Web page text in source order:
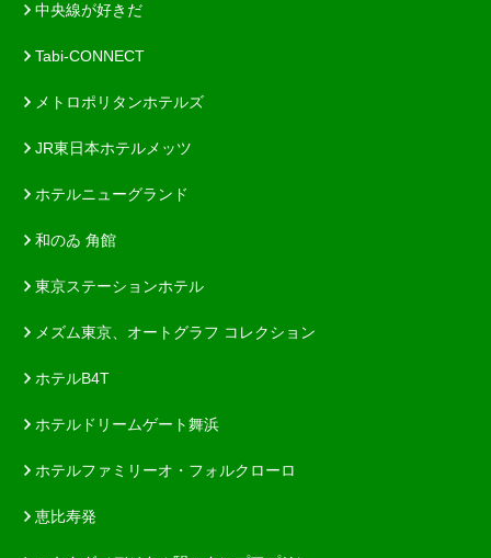
中央線が好きだ
Tabi-CONNECT
メトロポリタンホテルズ
JR東日本ホテルメッツ
ホテルニューグランド
和のゐ 角館
東京ステーションホテル
メズム東京、オートグラフ コレクション
ホテルB4T
ホテルドリームゲート舞浜
ホテルファミリーオ・フォルクローロ
恵比寿発